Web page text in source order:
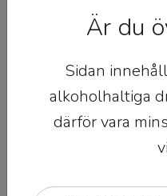
välbalanserade
maträtter av det
Är du
Sidan
alkoholhaltiga
därför vara